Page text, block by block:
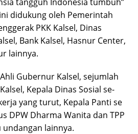
didukung oleh Pemerintah
PKK Kalsel, Dinas
Bank Kalsel, Hasnur Center,
lainnya.
Gubernur Kalsel, sejumlah
Kepala Dinas Sosial se-
yang turut, Kepala Panti se
DPW Dharma Wanita dan TPP
undangan lainnya.